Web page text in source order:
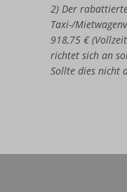
2) Der
Taxi-/
918,75 €
richtet sich an
Sollte dies nicht